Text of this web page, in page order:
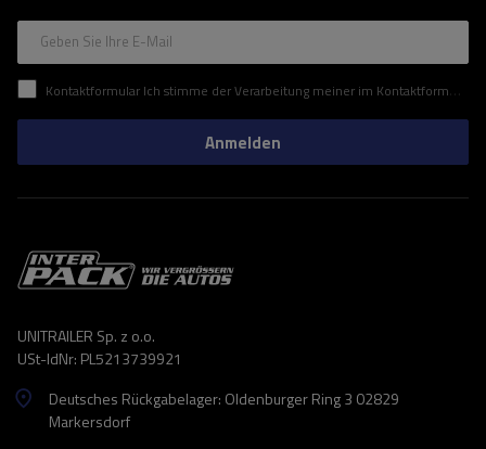
Geben Sie Ihre E-Mail
Kontaktformular Ich stimme der Verarbeitung meiner im Kontaktformular enthaltenen personenbezogenen Daten gemäß der Verordnung (EU) des Europäischen Parlaments und des Rates zu.
Anmelden
UNITRAILER Sp. z o.o.
USt-IdNr: PL5213739921
Deutsches Rückgabelager: Oldenburger Ring 3 02829
Markersdorf